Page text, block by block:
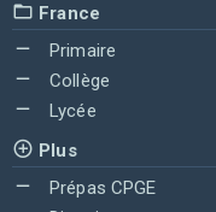
France
Primaire
Collège
Lycée
Plus
Prépas CPGE